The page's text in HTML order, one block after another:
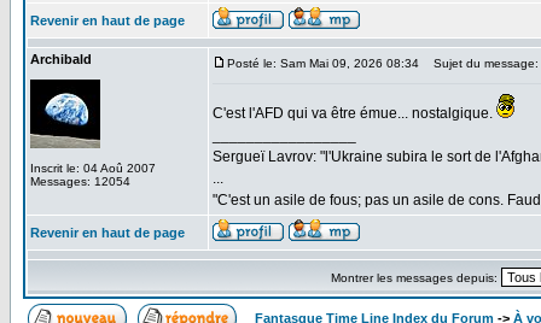
Revenir en haut de page
Archibald
Inscrit le: 04 Aoû 2007
Messages: 12054
Posté le: Sam Mai 09, 2026 08:34 Sujet du message:
C'est l'AFD qui va être émue... nostalgique.
Sergueï Lavrov: "l'Ukraine subira le sort de
...
"C'est un asile de fous; pas un asile de cons.
Revenir en haut de page
Montrer les messages depuis:
Fantasque Time Line Index du Forum -> À